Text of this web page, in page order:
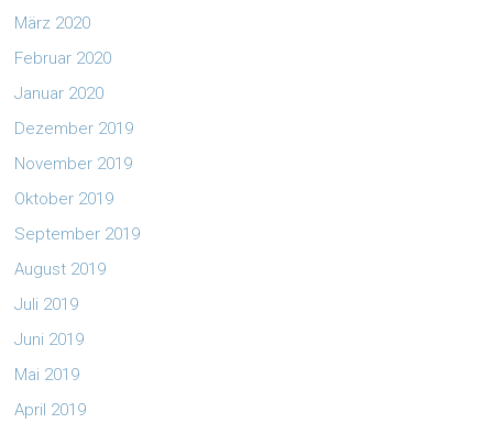
März 2020
Februar 2020
Januar 2020
Dezember 2019
November 2019
Oktober 2019
September 2019
August 2019
Juli 2019
Juni 2019
Mai 2019
April 2019